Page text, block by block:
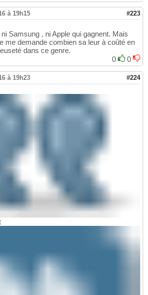
à 19h15 #223
Samsung , ni Apple qui gagnent. Mais
me demande combien sa leur à coûté en
dans ce genre.
0
0
à 19h23 #224